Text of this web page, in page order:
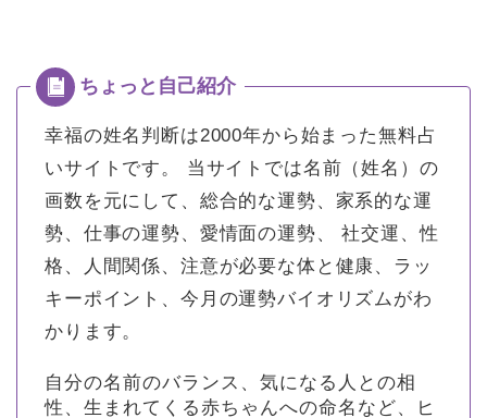
幸福の姓名判断は2000年から始まった無料占
いサイトです。
当サイトでは名前（姓名）の
画数を元にして、総合的な運勢、家系的な運
勢、仕事の運勢、愛情面の運勢、 社交運、性
格、人間関係、注意が必要な体と健康、ラッ
キーポイント、今月の運勢バイオリズムがわ
かります。
自分の名前のバランス、気になる人との相
性、生まれてくる赤ちゃんへの命名など、ヒ